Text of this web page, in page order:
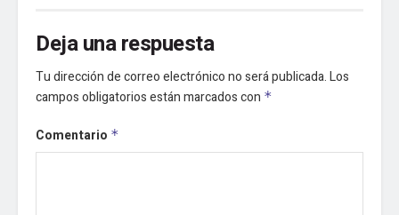
Deja una respuesta
Tu dirección de correo electrónico no será publicada.Los
campos obligatorios están marcados con *
Comentario *